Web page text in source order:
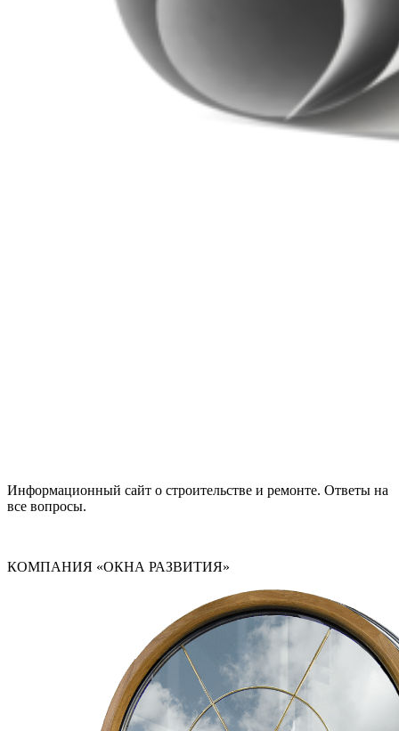
Информационный сайт о строительстве и ремонте. Ответы на
все вопросы.
КОМПАНИЯ «ОКНА РАЗВИТИЯ»